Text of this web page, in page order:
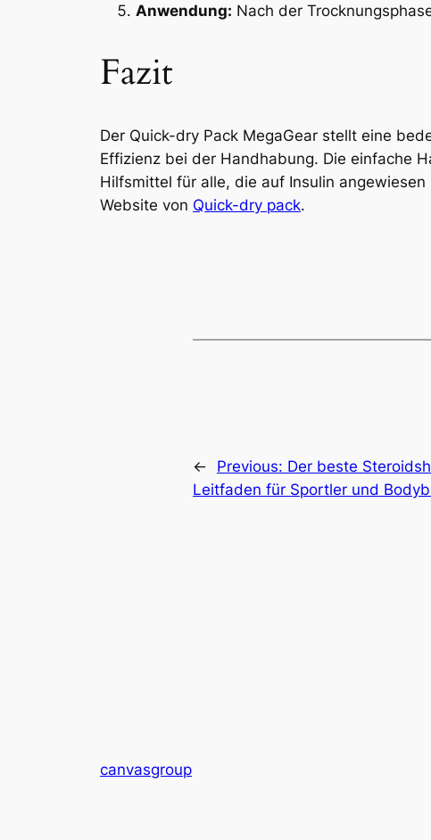
Anwendung: Nach der
Fazit
Der Quick-dry Pack MegaGear stellt eine
Effizienz bei der Handhabung. Die einfache
Hilfsmittel für alle, die auf Insulin
Website von Quick-dry pack.
← Previous: Der beste
Leitfaden für Sportler und
canvasgroup